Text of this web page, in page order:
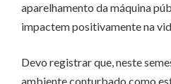
aparelhamento da máquina
impactem positivamente na
Devo registrar que, neste
ambiente conturbado como